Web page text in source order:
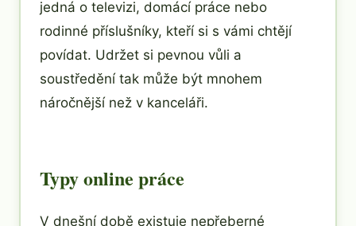
jedná o televizi, domácí práce nebo
rodinné příslušníky, kteří si s vámi chtějí
povídat. Udržet si pevnou vůli a
soustředění tak může být mnohem
náročnější než v kanceláři.
Typy online práce
V dnešní době existuje nepřeberné